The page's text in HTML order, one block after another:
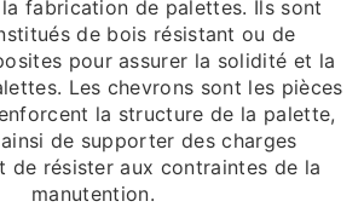
fabrication de palettes. Ils sont
de bois résistant ou de
pour assurer la solidité et la
Les chevrons sont les pièces
la structure de la palette,
de supporter des charges
de résister aux contraintes de la
manutention.